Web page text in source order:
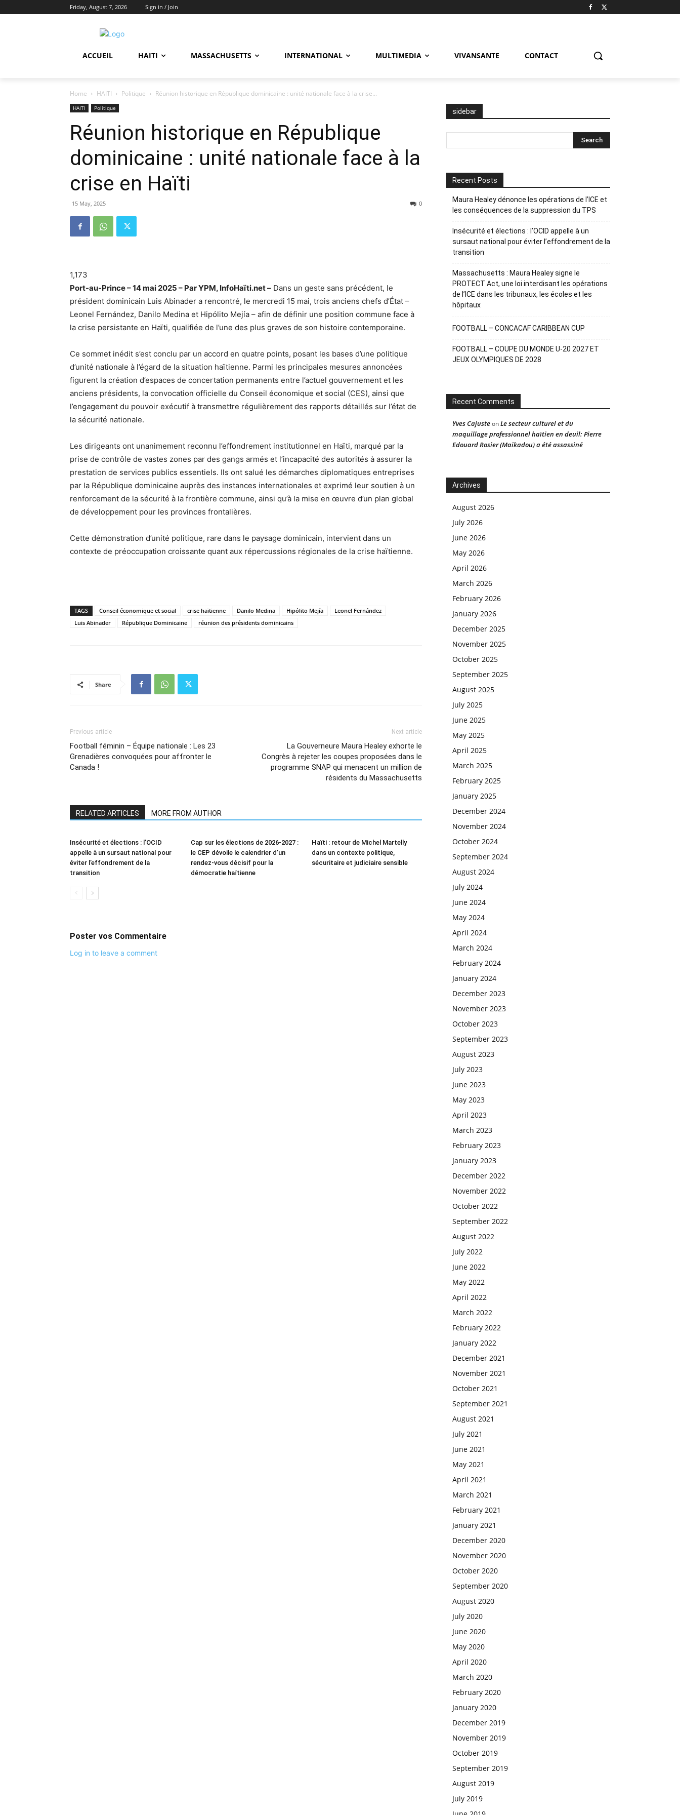
Friday, August 7, 2026 Sign in / Join
ACCUEIL HAITI MASSACHUSETTS INTERNATIONAL MULTIMEDIA VIVANSANTE CONTACT
Home HAITI Politique Réunion historique en République dominicaine : unité nationale face à la crise...
HAITI Politique
Réunion historique en République
dominicaine : unité nationale face à la
crise en Haïti
15 May, 2025 0
1,173
Port-au-Prince – 14 mai 2025 – Par YPM, InfoHaïti.net – Dans un geste sans précédent, le
président dominicain Luis Abinader a rencontré, le mercredi 15 mai, trois anciens chefs d’État –
Leonel Fernández, Danilo Medina et Hipólito Mejía – afin de définir une position commune face à
la crise persistante en Haïti, qualifiée de l’une des plus graves de son histoire contemporaine.
Ce sommet inédit s’est conclu par un accord en quatre points, posant les bases d’une politique
d’unité nationale à l’égard de la situation haïtienne. Parmi les principales mesures annoncées
figurent la création d’espaces de concertation permanents entre l’actuel gouvernement et les
anciens présidents, la convocation officielle du Conseil économique et social (CES), ainsi que
l’engagement du pouvoir exécutif à transmettre régulièrement des rapports détaillés sur l’état de
la sécurité nationale.
Les dirigeants ont unanimement reconnu l’effondrement institutionnel en Haïti, marqué par la
prise de contrôle de vastes zones par des gangs armés et l’incapacité des autorités à assurer la
prestation de services publics essentiels. Ils ont salué les démarches diplomatiques entreprises
par la République dominicaine auprès des instances internationales et exprimé leur soutien à un
renforcement de la sécurité à la frontière commune, ainsi qu’à la mise en œuvre d’un plan global
de développement pour les provinces frontalières.
Cette démonstration d’unité politique, rare dans le paysage dominicain, intervient dans un
contexte de préoccupation croissante quant aux répercussions régionales de la crise haïtienne.
TAGS Conseil économique et social crise haïtienne Danilo Medina Hipólito Mejía
Leonel Fernández
Luis Abinader
République Dominicaine réunion des présidents dominicains
Share
Previous article
Football féminin – Équipe nationale : Les 23
Grenadières convoquées pour affronter le
Canada !
Next article
La Gouverneure Maura Healey exhorte le
Congrès à rejeter les coupes proposées dans le
programme SNAP qui menacent un million de
résidents du Massachusetts
RELATED ARTICLES MORE FROM AUTHOR
Insécurité et élections : l’OCID
appelle à un sursaut national pour
éviter l’effondrement de la
transition
Cap sur les élections de 2026-2027 :
le CEP dévoile le calendrier d’un
rendez-vous décisif pour la
démocratie haïtienne
Haïti : retour de Michel Martelly
dans un contexte politique,
sécuritaire et judiciaire sensible
Poster vos Commentaire
Log in to leave a comment
sidebar
Recent Posts
Maura Healey dénonce les opérations de l’ICE et
les conséquences de la suppression du TPS
Insécurité et élections : l’OCID appelle à un
sursaut national pour éviter l’effondrement de la
transition
Massachusetts : Maura Healey signe le
PROTECT Act, une loi interdisant les opérations
de l’ICE dans les tribunaux, les écoles et les
hôpitaux
FOOTBALL – CONCACAF CARIBBEAN CUP
FOOTBALL – COUPE DU MONDE U-20 2027 ET
JEUX OLYMPIQUES DE 2028
Recent Comments
Yves CajusteonLe secteur culturel et du
maquillage professionnel haïtien en deuil: Pierre
Edouard Rosier (Maikadou) a été assassiné
Archives
August 2026
July 2026
June 2026
May 2026
April 2026
March 2026
February 2026
January 2026
December 2025
November 2025
October 2025
September 2025
August 2025
July 2025
June 2025
May 2025
April 2025
March 2025
February 2025
January 2025
December 2024
November 2024
October 2024
September 2024
August 2024
July 2024
June 2024
May 2024
April 2024
March 2024
February 2024
January 2024
December 2023
November 2023
October 2023
September 2023
August 2023
July 2023
June 2023
May 2023
April 2023
March 2023
February 2023
January 2023
December 2022
November 2022
October 2022
September 2022
August 2022
July 2022
June 2022
May 2022
April 2022
March 2022
February 2022
January 2022
December 2021
November 2021
October 2021
September 2021
August 2021
July 2021
June 2021
May 2021
April 2021
March 2021
February 2021
January 2021
December 2020
November 2020
October 2020
September 2020
August 2020
July 2020
June 2020
May 2020
April 2020
March 2020
February 2020
January 2020
December 2019
November 2019
October 2019
September 2019
August 2019
July 2019